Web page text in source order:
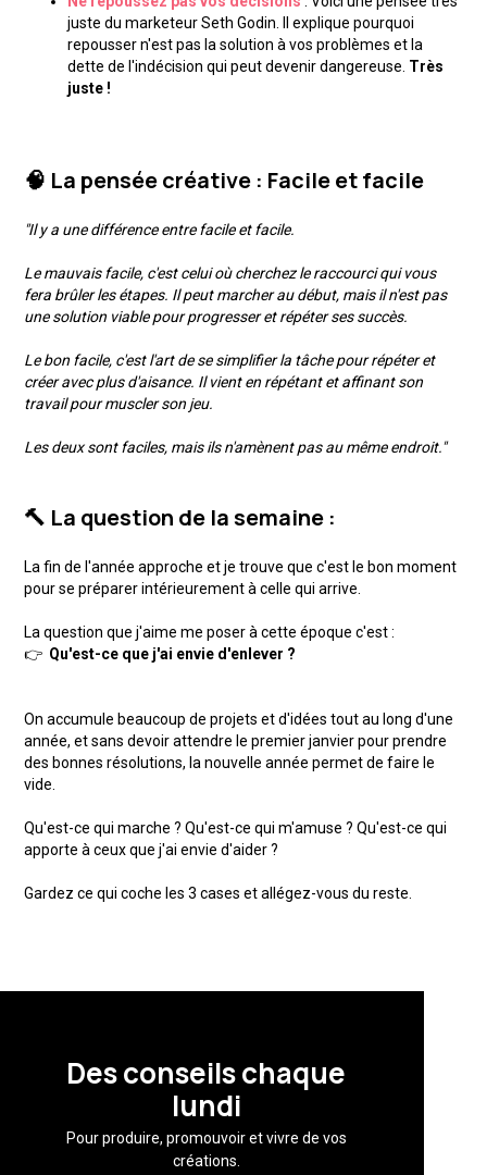
juste du marketeur Seth Godin. Il explique pourquoi
repousser n'est pas la solution à vos problèmes et la
dette de l'indécision qui peut devenir dangereuse. Très
juste !
🧠 La pensée créative : Facile et facile
"Il y a une différence entre facile et facile.
Le mauvais facile, c'est celui où cherchez le raccourci qui vous
fera brûler les étapes. Il peut marcher au début, mais il n'est pas
une solution viable pour progresser et répéter ses succès.
Le bon facile, c'est l'art de se simplifier la tâche pour répéter et
créer avec plus d'aisance. Il vient en répétant et affinant son
travail pour muscler son jeu.
Les deux sont faciles, mais ils n'amènent pas au même endroit."
🔨 La question de la semaine :
La fin de l'année approche et je trouve que c'est le bon moment
pour se préparer intérieurement à celle qui arrive.
La question que j'aime me poser à cette époque c'est :
👉 Qu'est-ce que j'ai envie d'enlever ?
On accumule beaucoup de projets et d'idées tout au long d'une
année, et sans devoir attendre le premier janvier pour prendre
des bonnes résolutions, la nouvelle année permet de faire le
vide.
Qu'est-ce qui marche ? Qu'est-ce qui m'amuse ? Qu'est-ce qui
apporte à ceux que j'ai envie d'aider ?
Gardez ce qui coche les 3 cases et allégez-vous du reste.
Des conseils chaque
lundi
Pour produire, promouvoir et vivre de vos
créations.